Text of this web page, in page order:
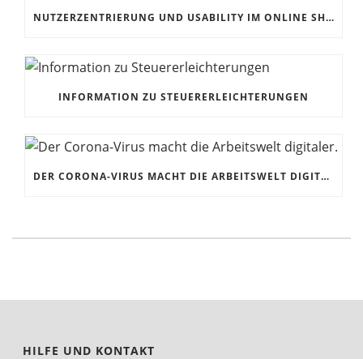
NUTZERZENTRIERUNG UND USABILITY IM ONLINE SHOP
INFORMATION ZU STEUERERLEICHTERUNGEN
DER CORONA-VIRUS MACHT DIE ARBEITSWELT DIGITALER.
HILFE UND KONTAKT